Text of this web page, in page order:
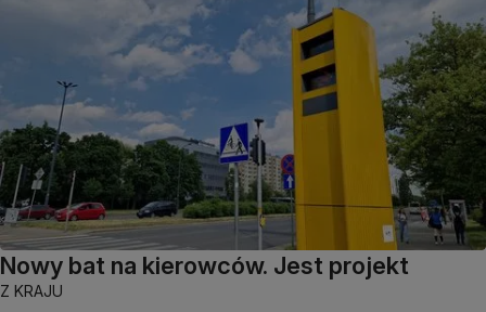
Nowy bat na kierowców. Jest projekt
Z KRAJU